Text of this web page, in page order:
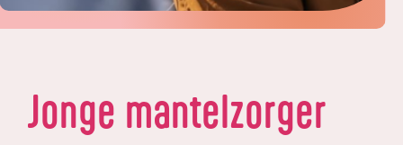
Jonge mantelzorger